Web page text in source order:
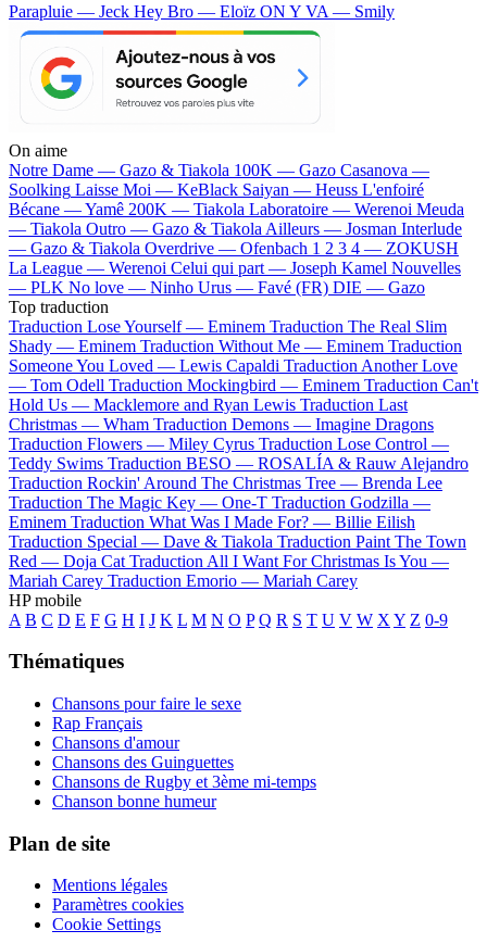
Parapluie — Jeck Hey Bro — Eloïz ON Y VA — Smily
On aime
Notre Dame — Gazo & Tiakola 100K — Gazo Casanova —
Soolking Laisse Moi — KeBlack Saiyan — Heuss L'enfoiré
Bécane —Yamê 200K — Tiakola Laboratoire — Werenoi Meuda
— Tiakola Outro — Gazo & Tiakola Ailleurs — Josman Interlude
— Gazo & Tiakola Overdrive — Ofenbach 1 2 3 4 — ZOKUSH
La League — Werenoi Celui qui part — Joseph Kamel Nouvelles
— PLK No love — Ninho Urus — Favé (FR) DIE — Gazo
Top traduction
Traduction Lose Yourself — Eminem Traduction The Real Slim
Shady — Eminem Traduction Without Me — Eminem Traduction
Someone You Loved — Lewis Capaldi Traduction Another Love
— Tom Odell Traduction Mockingbird — Eminem Traduction Can't
Hold Us — Macklemore and Ryan Lewis Traduction Last
Christmas — Wham Traduction Demons — Imagine Dragons
Traduction Flowers — Miley Cyrus Traduction Lose Control —
Teddy Swims Traduction BESO — ROSALÍA & Rauw Alejandro
Traduction Rockin' Around The Christmas Tree — Brenda Lee
Traduction The Magic Key — One-T Traduction Godzilla —
Eminem Traduction What Was I Made For? — Billie Eilish
Traduction Special — Dave & Tiakola Traduction Paint The Town
Red — Doja Cat Traduction All I Want For Christmas Is You —
Mariah Carey Traduction Emorio — Mariah Carey
HP mobile
A B C D E F G H I J K L M N O P Q R S T U V W X Y Z 0-9
Thématiques
Chansons pour faire le sexe
Rap Français
Chansons d'amour
Chansons des Guinguettes
Chansons de Rugby et 3ème mi-temps
Chanson bonne humeur
Plan de site
Mentions légales
Paramètres cookies
Cookie Settings